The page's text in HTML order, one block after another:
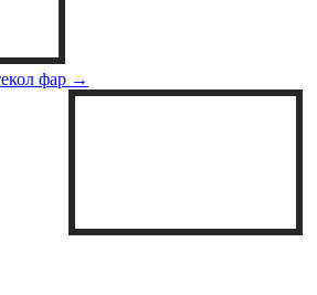
фар →